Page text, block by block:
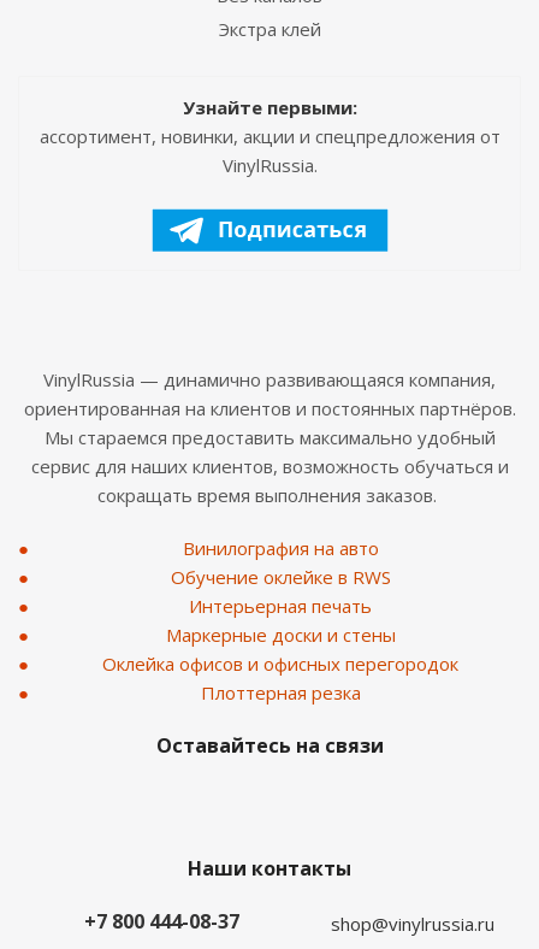
Экстра клей
Узнайте первыми:
ассортимент, новинки, акции и спецпредложения от
VinylRussia.
VinylRussia — динамично развивающаяся компания,
ориентированная на клиентов и постоянных партнёров.
Мы стараемся предоставить максимально удобный
сервис для наших клиентов, возможность обучаться и
сокращать время выполнения заказов.
Винилография на авто
Обучение оклейке в RWS
Интерьерная печать
Маркерные доски и стены
Оклейка офисов и офисных перегородок
Плоттерная резка
Оставайтесь на связи
Наши контакты
+7 800 444-08-37
shop@vinylrussia.ru